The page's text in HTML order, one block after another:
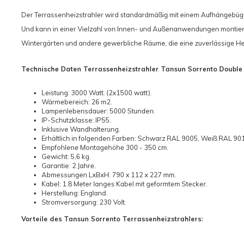
Der Terrassenheizstrahler wird standardmäßig mit einem
Und kann in einer Vielzahl von Innen- und Außenanwendungen
Wintergärten und andere gewerbliche Räume, die eine zuverlässige
Technische Daten Terrassenheizstrahler Tansun Sorrento Double
Leistung: 3000 Watt. (2x1500 watt).
Wärmebereich: 26 m2.
Lampenlebensdauer: 5000 Stunden.
IP-Schutzklasse: IP55.
Inklusive Wandhalterung.
Erhältlich in folgenden Farben: Schwarz RAL 9005, Weiß RAL
Empfohlene Montagehöhe 300 - 350 cm.
Gewicht: 5,6 kg.
Garantie: 2 Jahre.
Abmessungen LxBxH: 790 x 112 x 227 mm.
Kabel: 1.8 Meter langes Kabel mit geformtem Stecker.
Herstellung: England.
Stromversorgung: 230 Volt.
Vorteile des Tansun Sorrento Terrassenheizstrahlers: